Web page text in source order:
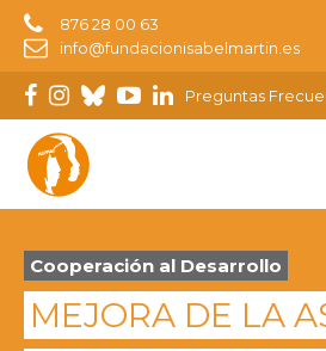
876 28 00 63
info@fundacionisabelmartin.es
Preguntas
Cooperación al Desarrollo
MEJORA DE LA